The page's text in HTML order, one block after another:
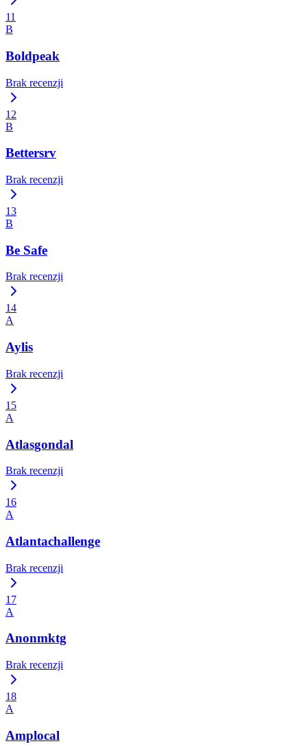
11
B
Boldpeak
Brak recenzji
12
B
Bettersrv
Brak recenzji
13
B
Be Safe
Brak recenzji
14
A
Aylis
Brak recenzji
15
A
Atlasgondal
Brak recenzji
16
A
Atlantachallenge
Brak recenzji
17
A
Anonmktg
Brak recenzji
18
A
Amplocal